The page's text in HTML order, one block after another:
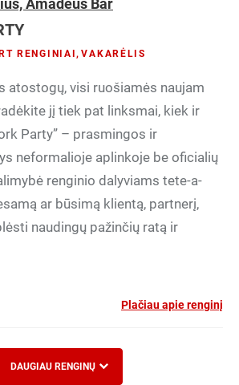
RENGINIAI ,VAKARĖLIS
atostogų, visi ruošiamės naujam
jį tiek pat linksmai, kiek ir
Party” – prasmingos ir
neformalioje aplinkoje be oficialių
renginio dalyviams tete-a-
ar būsimą klientą, partnerį,
naudingų pažinčių ratą ir
Plačiau apie renginį
DAUGIAU RENGINŲ